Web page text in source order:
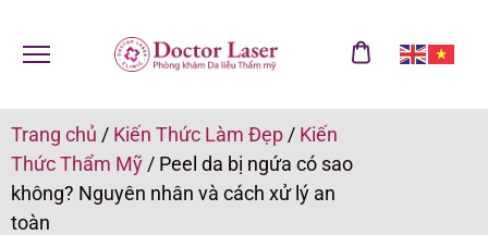
Trang chủ / Kiến Thức Làm Đẹp / Kiến
Thức Thẩm Mỹ / Peel da bị ngứa có sao
không? Nguyên nhân và cách xử lý an
toàn